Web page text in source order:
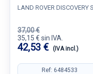
LAND ROVER DISCOVERY
37,00 €
35,15 € sin IVA.
42,53 € (IVA incl.)
Ref: 6484533